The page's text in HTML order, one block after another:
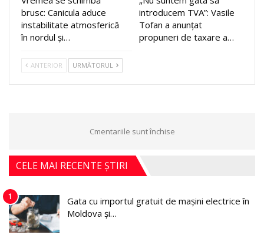
brusc: Canicula aduce
instabilitate atmosferică
în nordul și…
introducem TVA”: Vasile
Tofan a anunțat
propuneri de taxare a…
ANTERIOR URMĂTORUL
Cmentariile sunt închise
CELE MAI RECENTE ȘTIRI
1
Gata cu importul gratuit de mașini electrice în
Moldova și…